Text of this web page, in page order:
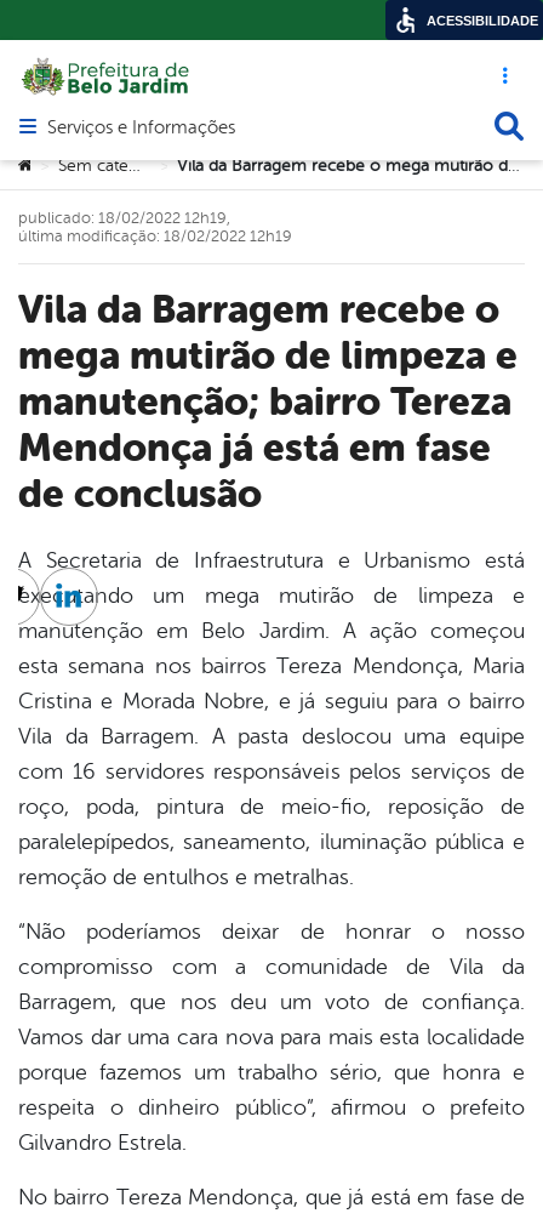
Acesso
Abrir menu principal de navegação
Serviços e Informações
Você está aqui:
> Sem categoria > Vila da Barragem recebe o mega mutirão de limpeza e manutenção; bairro Tereza Mendonça já está em fase de conclusão
Vila da Barragem recebe o
mega mutirão de limpeza e
manutenção; bairro Tereza
Mendonça já está em fase
de conclusão
publicado: 18/02/2022 12h19,
última modificação: 18/02/2022 12h19
A Secretaria de Infraestrutura e Urbanismo está
executando um mega mutirão de limpeza e
manutenção em Belo Jardim. A ação começou
esta semana nos bairros Tereza Mendonça, Maria
Cristina e Morada Nobre, e já seguiu para o bairro
Vila da Barragem. A pasta deslocou uma equipe
com 16 servidores responsáveis pelos serviços de
roço, poda, pintura de meio-fio, reposição de
paralelepípedos, saneamento, iluminação pública e
remoção de entulhos e metralhas.
“Não poderíamos deixar de honrar o nosso
compromisso com a comunidade de Vila da
Barragem, que nos deu um voto de confiança.
Vamos dar uma cara nova para mais esta localidade
porque fazemos um trabalho sério, que honra e
respeita o dinheiro público”, afirmou o prefeito
Gilvandro Estrela.
No bairro Tereza Mendonça, que já está em fase de
Twitter
Linkedin
ACESSIBILIDADE